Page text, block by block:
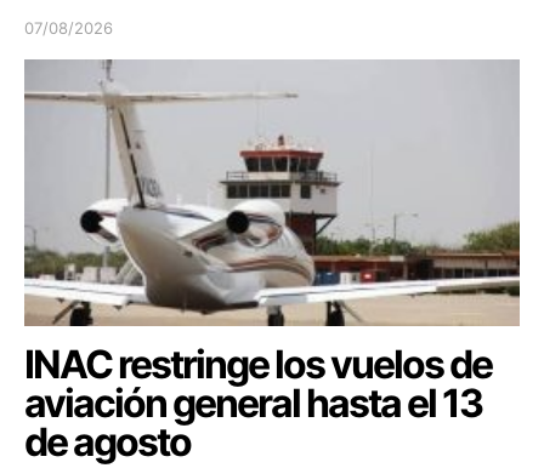
07/08/2026
INAC restringe los vuelos de
aviación general hasta el 13
de agosto